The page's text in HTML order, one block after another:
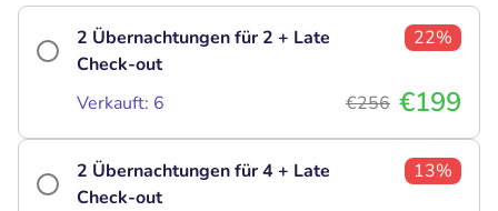
2 Übernachtungen für 2 + Late
Check-out
22%
Verkauft: 6 €256 €199
2 Übernachtungen für 4 + Late
Check-out
13%